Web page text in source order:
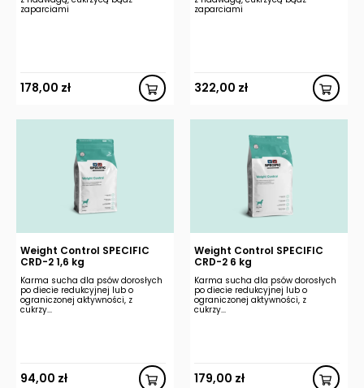
zaparciami
178,00 zł
zaparciami
322,00 zł
Weight Control SPECIFIC
CRD-2 1,6 kg
Karma sucha dla psów dorosłych
po diecie redukcyjnej lub o
ograniczonej aktywności, z
cukrzy...
94,00 zł
Weight Control SPECIFIC
CRD-2 6 kg
Karma sucha dla psów dorosłych
po diecie redukcyjnej lub o
ograniczonej aktywności, z
cukrzy...
179,00 zł